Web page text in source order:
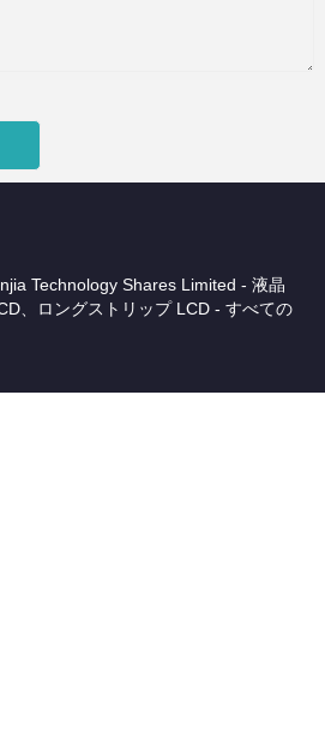
Technology Shares Limited - 液晶
、ロングストリップ LCD - すべての